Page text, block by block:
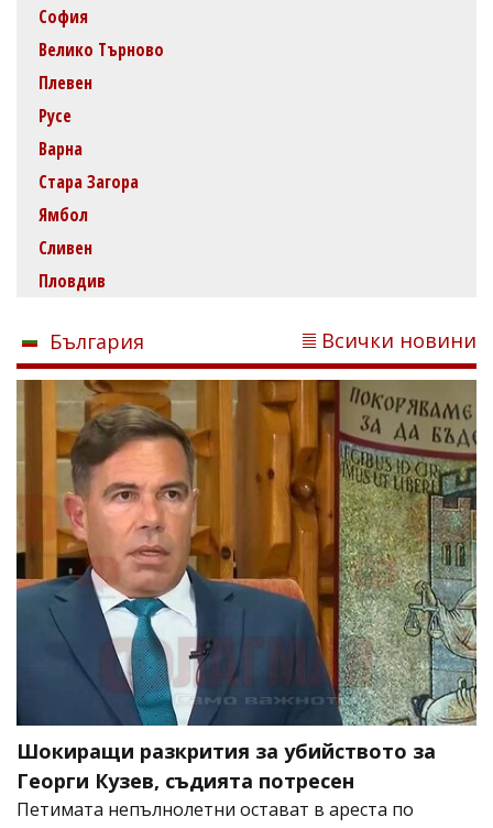
София
Велико Търново
Плевен
Русе
Варна
Стара Загора
Ямбол
Сливен
Пловдив
България Всички новини
Шокиращи разкрития за убийството за
Георги Кузев, съдията потресен
Петимата непълнолетни остават в ареста по